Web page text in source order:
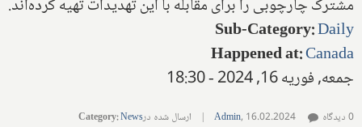
مشترک چارچوبی را برای مقابله با این تهدیدات تهیه کرده‌اند.
Sub-Category:Daily
Happened at:Canada
جمعه, فوریه 16, 2024 - 18:30
Admin, 16.02.2024
| ارسال شده در Category:News 0 دیدگاه